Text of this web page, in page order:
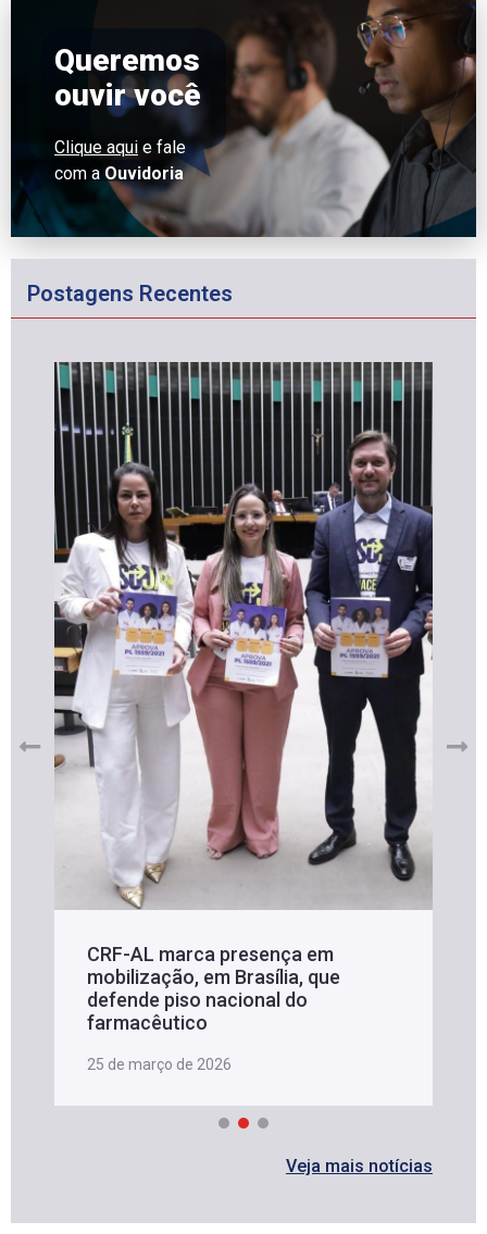
Queremos
ouvir você
Clique aqui e fale
com aOuvidoria
Postagens Recentes
CRF-AL marca presença em
mobilização, em Brasília, que
defende piso nacional do
farmacêutico
25 de março de 2026
Veja mais notícias